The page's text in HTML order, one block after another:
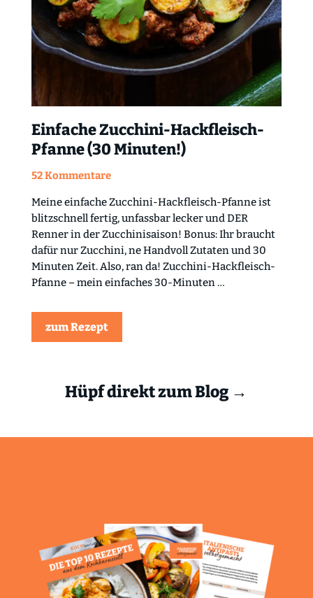
Einfache Zucchini-Hackfleisch-
Pfanne (30 Minuten!)
52 Kommentare
Meine einfache Zucchini-Hackfleisch-Pfanne ist
blitzschnell fertig, unfassbar lecker und DER
Renner in der Zucchinisaison! Bonus: Ihr braucht
dafür nur Zucchini, ne Handvoll Zutaten und 30
Minuten Zeit. Also, ran da! Zucchini-Hackfleisch-
Pfanne – mein einfaches 30-Minuten …
zum Rezept
Hüpf direkt zum Blog →